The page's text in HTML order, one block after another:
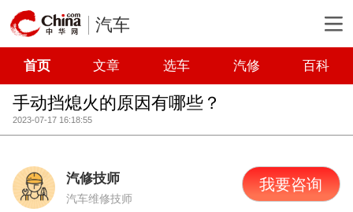
汽车
首页 文章 选车 汽修 百科
手动挡熄火的原因有哪些？
2023-07-17 16:18:55
汽修技师
汽车维修技师
我要咨询